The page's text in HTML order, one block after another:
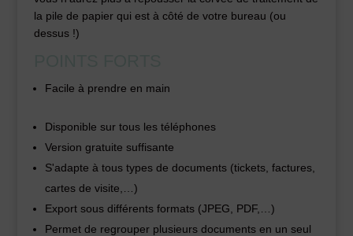
la pile de papier qui est à côté de votre bureau (ou
dessus !)
Facile à prendre en main
Disponible sur tous les téléphones
Version gratuite suffisante
S'adapte à tous types de documents (tickets, factures,
cartes de visite,…)
Export sous différents formats (JPEG, PDF,…)
Permet de regrouper plusieurs documents en un seul